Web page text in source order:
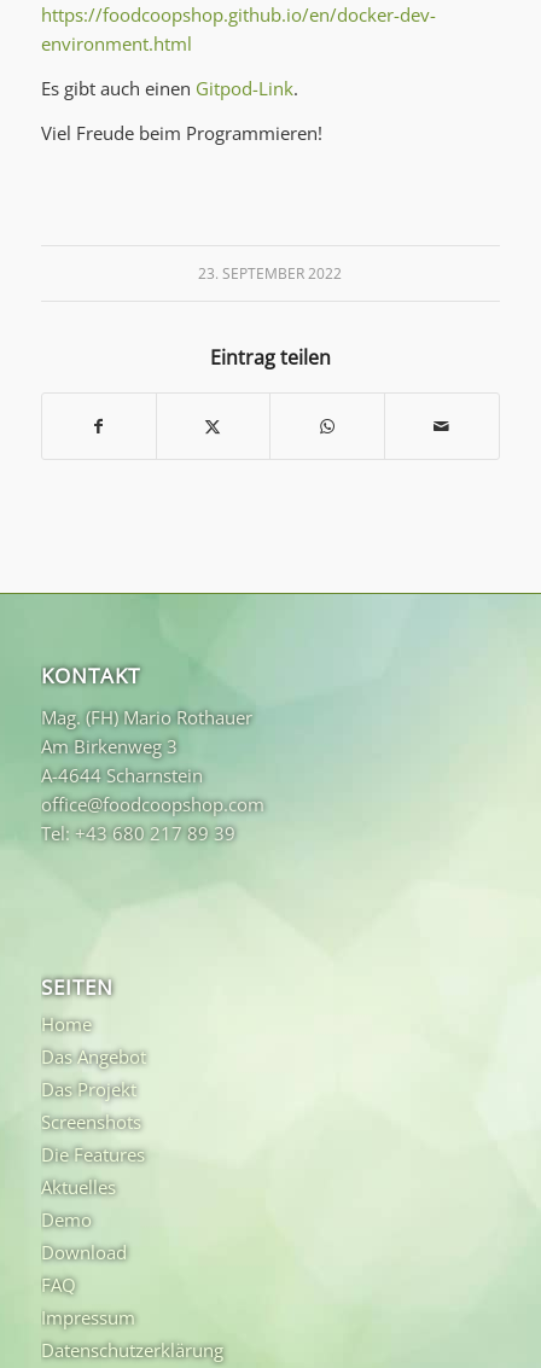
https://foodcoopshop.github.io/en/docker-dev-
environment.html
Es gibt auch einen Gitpod-Link.
Viel Freude beim Programmieren!
23. SEPTEMBER 2022
Eintrag teilen
KONTAKT
Mag. (FH) Mario Rothauer
Am Birkenweg 3
A-4644 Scharnstein
office@foodcoopshop.com
Tel: +43 680 217 89 39
SEITEN
Home
Das Angebot
Das Projekt
Screenshots
Die Features
Aktuelles
Demo
Download
FAQ
Impressum
Datenschutzerklärung